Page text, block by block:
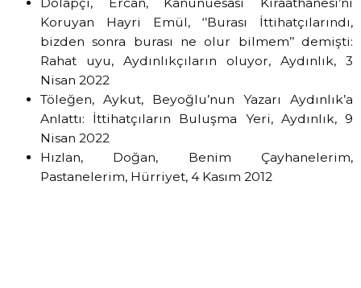
Koruyan Hayri Emül, ‘’Burası İttihatçılarındı,
bizden sonra burası ne olur bilmem’’ demişti:
Rahat uyu, Aydınlıkçıların oluyor, Aydınlık, 3
Nisan 2022
Töleğen, Aykut, Beyoğlu’nun Yazarı Aydınlık’a
Anlattı: İttihatçıların Buluşma Yeri, Aydınlık, 9
Nisan 2022
Hızlan, Doğan, Benim Çayhanelerim,
Pastanelerim, Hürriyet, 4 Kasım 2012